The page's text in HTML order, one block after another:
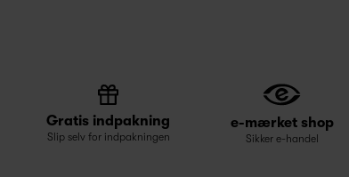
Gratis indpakning
Slip selv for indpakningen
e-mærket shop
Sikker e-handel